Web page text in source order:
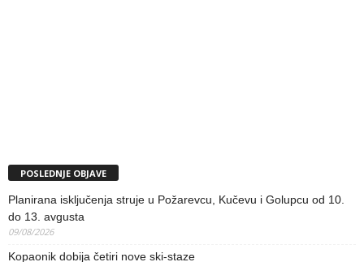
POSLEDNJE OBJAVE
Planirana isključenja struje u Požarevcu, Kučevu i Golupcu od 10.
do 13. avgusta
09/08/2026
Kopaonik dobija četiri nove ski-staze